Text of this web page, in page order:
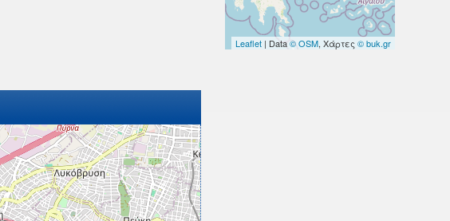
Leaflet| Data© OSM, Χάρτες © buk.gr